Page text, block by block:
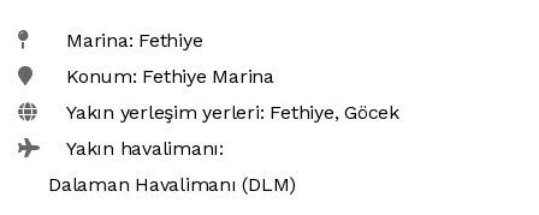
Marina: Fethiye
Konum: Fethiye Marina
Yakın yerleşim yerleri: Fethiye, Göcek
Yakın havalimanı:
Dalaman Havalimanı (DLM)